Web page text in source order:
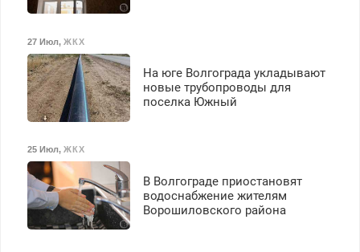
27 Июл, ЖКХ
На юге Волгограда укладывают
новые трубопроводы для
поселка Южный
25 Июл, ЖКХ
В Волгограде приостановят
водоснабжение жителям
Ворошиловского района